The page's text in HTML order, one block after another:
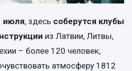
июля, здесь соберутся клубы
из Латвии, Литвы,
– более 120 человек,
атмосферу 1812